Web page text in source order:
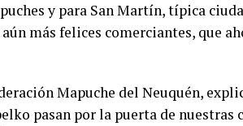
y para San Martín, típica
más felices comerciantes, que
Mapuche del Neuquén,
pasan por la puerta de nuestras